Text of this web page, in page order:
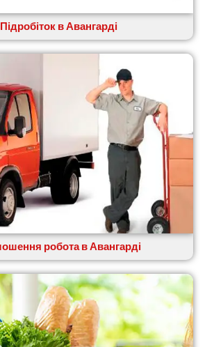
Підробіток в Авангарді
робота в Авангарді